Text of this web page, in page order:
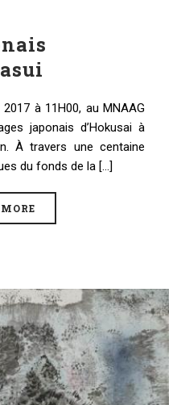
à 11H00, au MNAAG
japonais d’Hokusai à
À travers une centaine
du fonds de la [...]